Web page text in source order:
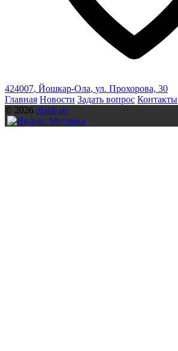
424007, Йошкар-Ола, ул. Прохорова, 30
Главная Новости Задать вопрос Контакты
© 2026 olalib.ru